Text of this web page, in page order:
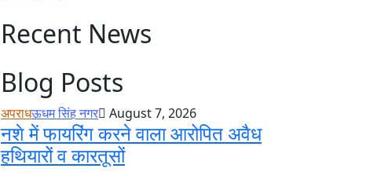
Recent News
Blog Posts
अपराधऊधम सिंह नगर August 7, 2026
नशे में फायरिंग करने वाला आरोपित अवैध
हथियारों व कारतूसों